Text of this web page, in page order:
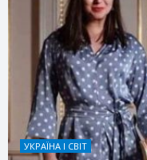
УКРАЇНА І СВІТ